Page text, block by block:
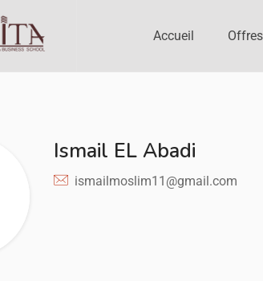
Accueil
Ismail EL Abadi
ismailmoslim11@gmail.com